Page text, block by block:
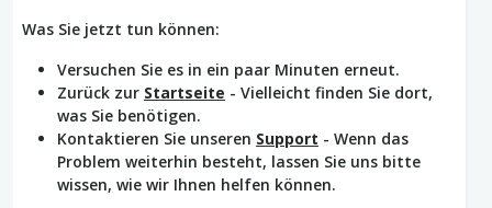
Was Sie jetzt tun können:
Versuchen Sie es in ein paar Minuten erneut.
Zurück zur Startseite - Vielleicht finden Sie dort,
was Sie benötigen.
Kontaktieren Sie unseren Support - Wenn das
Problem weiterhin besteht, lassen Sie uns bitte
wissen, wie wir Ihnen helfen können.